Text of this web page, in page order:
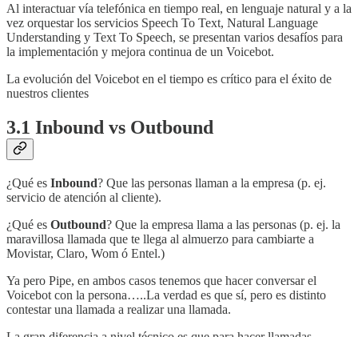
Al interactuar vía telefónica en tiempo real, en lenguaje natural y a la
vez orquestar los servicios Speech To Text, Natural Language
Understanding y Text To Speech, se presentan varios desafíos para
la implementación y mejora continua de un Voicebot.
La evolución del Voicebot en el tiempo es crítico para el éxito de
nuestros clientes
3.1 Inbound vs Outbound
¿Qué es Inbound? Que las personas llaman a la empresa (p. ej.
servicio de atención al cliente).
¿Qué es Outbound? Que la empresa llama a las personas (p. ej. la
maravillosa llamada que te llega al almuerzo para cambiarte a
Movistar, Claro, Wom ó Entel.)
Ya pero Pipe, en ambos casos tenemos que hacer conversar el
Voicebot con la persona…..La verdad es que sí, pero es distinto
contestar una llamada a realizar una llamada.